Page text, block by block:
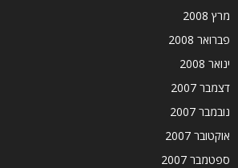
מרץ 2008
פברואר 2008
ינואר 2008
דצמבר 2007
נובמבר 2007
אוקטובר 2007
ספטמבר 2007